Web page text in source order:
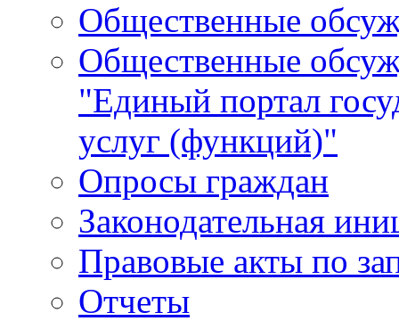
Общественные
Общественные
"Единый портал
услуг (функций)"
Опросы граждан
Законодательная
Правовые акты по
Отчеты